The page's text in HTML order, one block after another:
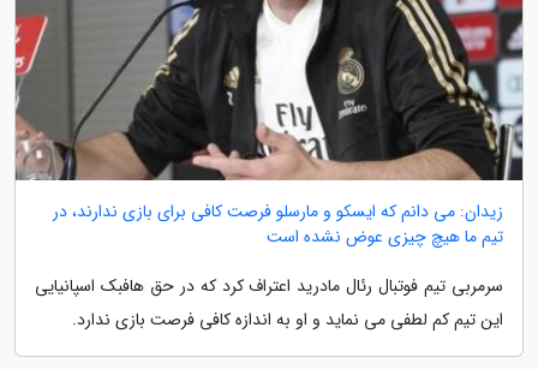
زیدان: می دانم که ایسکو و مارسلو فرصت کافی برای بازی ندارند، در
تیم ما هیچ چیزی عوض نشده است
سرمربی تیم فوتبال رئال مادرید اعتراف کرد که در حق هافبک اسپانیایی
این تیم کم لطفی می نماید و او به اندازه کافی فرصت بازی ندارد.